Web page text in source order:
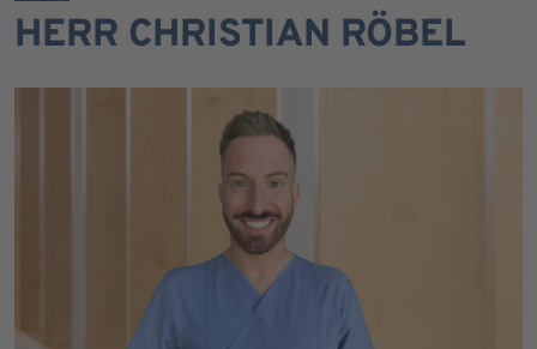
HERR CHRISTIAN RÖBEL